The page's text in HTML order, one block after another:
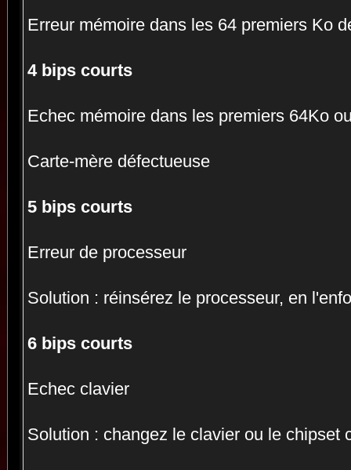
Erreur mémoire dans les 64 premiers Ko
4 bips courts
Echec mémoire dans les premiers 64Ko
Carte-mère défectueuse
5 bips courts
Erreur de processeur
Solution : réinsérez le processeur, en
6 bips courts
Echec clavier
Solution : changez le clavier ou le chipset